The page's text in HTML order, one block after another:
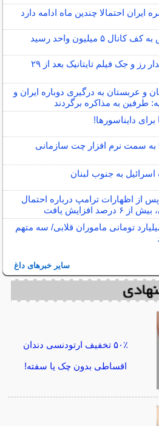
ایران احتمالا چندین ماه ادامه دارد
۵ میلیون واحد رسید
تصویری از دیدار رز و جک فیلم تایتانیک بعد از ۲۹
و عربستان به درگیری دوباره ایران و
طرفین به مذاکره برگردند
دایناسورها!
سمت نرم افزار چت سازمانی
به جنوب لبنان
پس از اظهارات ترامپ درباره احتمال
افزایش یافت
تومانی ماموران قلابی/ سه متهم
سایر خبرهای داغ
۵۰٪ تخفیف ارتودنسی دندان
اقساطی بدون چک یا سفته!